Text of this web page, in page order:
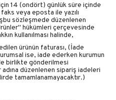
için 14 (ondört) günlük süre içinde
veya eposta ile yazılı
sözleşmede düzenlenen
hükümleri çerçevesinde
kullanılması halinde,
ürünün faturası, (İade
ise, iade ederken kurumun
birlikte gönderilmesi
düzenlenen sipariş iadeleri
tamamlanamayacaktır.)